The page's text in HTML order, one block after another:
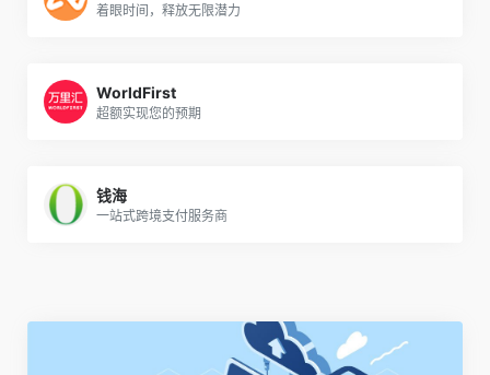
着眼时间，释放无限潜力
WorldFirst
超额实现您的预期
钱海
一站式跨境支付服务商